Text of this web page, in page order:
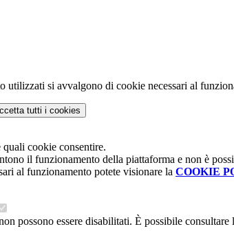
utilizzati si avvalgono di cookie necessari al
tutti i cookies
quali cookie consentire.
il funzionamento della piattaforma e non è
al funzionamento potete visionare la COOKIE
possono essere disabilitati. È possibile